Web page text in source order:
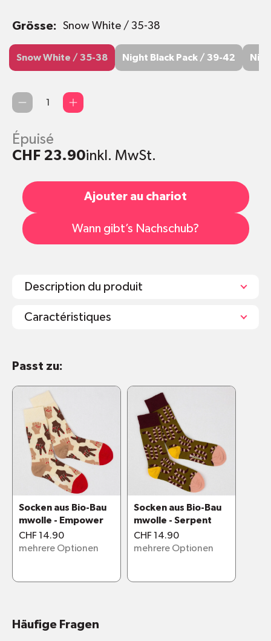
Grösse: Snow White / 35-38
Snow White / 35-38
Snow White / 35-38 Night Black Pack / 39-42
Night Black Pack / 39-42
Quantité
Épuisé
CHF 23.90inkl. MwSt.
Ajouter au chariot
Wann gibt’s Nachschub?
Description du produit
Caractéristiques
Maschinenwaschbar bei 40 Grad
Verwendung von Bleichmittel oder Bügeln
vermeiden
Socken halten länger, wenn man sie nicht in
den Trockner steckt
Dank dem Anti-Slip-Stripe rutschen die
Socken auch bei hoher Nutzung nicht von
der Ferse
Kompressionsbogen für noch mehr Halt
Der Anti-Slip-Stripe ist ein hautverträglicher
Polymerstreifen
Inhaltsstoffe und Materialien:
Passt zu:
Socken aus Bio-Bau
mwolle - Empower
CHF 14.90
mehrere Optionen
Socken aus Bio-Bau
mwolle - Serpent
CHF 14.90
mehrere Optionen
Häufige Fragen